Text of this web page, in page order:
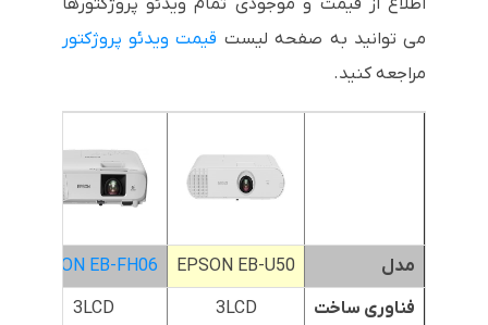
می توانید به صفحه لیست قیمت ویدئو پروژکتور
مراجعه کنید.
مدل EPSON EB-U50
EPSON EB-FH06
فناوری ساخت
3LCD
3LCD